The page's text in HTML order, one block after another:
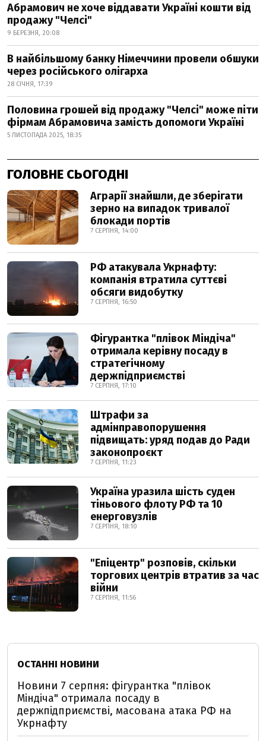
Абрамович не хоче віддавати Україні кошти від
продажу "Челсі"
9 БЕРЕЗНЯ, 20:08
В найбільшому банку Німеччини провели обшуки
через російського олігарха
28 СІЧНЯ, 17:39
Половина грошей від продажу "Челсі" може піти
фірмам Абрамовича замість допомоги Україні
5 ЛИСТОПАДА 2025, 18:35
ГОЛОВНЕ СЬОГОДНІ
Аграрії знайшли, де зберігати
зерно на випадок тривалої
блокади портів
7 СЕРПНЯ, 14:00
РФ атакувала Укрнафту:
компанія втратила суттєві
обсяги видобутку
7 СЕРПНЯ, 16:50
Фігурантка "плівок Міндіча"
отримала керівну посаду в
стратегічному
держпідприємстві
7 СЕРПНЯ, 17:10
Штрафи за
адмінправопорушення
підвищать: уряд подав до Ради
законопроєкт
7 СЕРПНЯ, 11:23
Україна уразила шість суден
тіньового флоту РФ та 10
енерговузлів
7 СЕРПНЯ, 18:10
"Епіцентр" розповів, скільки
торгових центрів втратив за час
війни
7 СЕРПНЯ, 11:56
ОСТАННІ НОВИНИ
Новини 7 серпня: фігурантка "плівок
Міндіча" отримала посаду в
держпідприємстві, масована атака РФ на
Укрнафту